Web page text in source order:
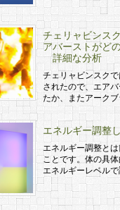
チェリャビンス
アバーストがど
詳細な分析
チェリャビンスク
されたので、エア
たか、またアーク
エネルギー調整
エネルギー調整と
ことです。体の具
エネルギーレベル